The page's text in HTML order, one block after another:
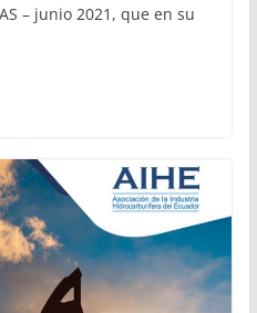
– junio 2021, que en su